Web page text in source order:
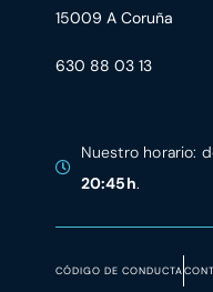
15009 A Coruña
630 88 03 13
Nuestro horario:
20:45h.
CÓDIGO DE CONDUCTA